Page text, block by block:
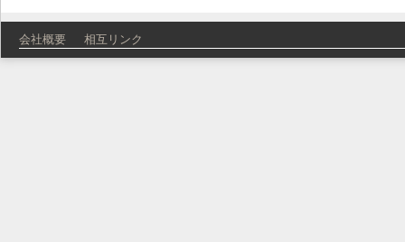
会社概要 相互リンク